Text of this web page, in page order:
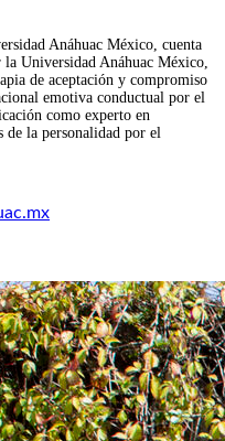
Anáhuac México, cuenta
Universidad Anáhuac México,
de aceptación y compromiso
emotiva conductual por el
como experto en
de la personalidad por el